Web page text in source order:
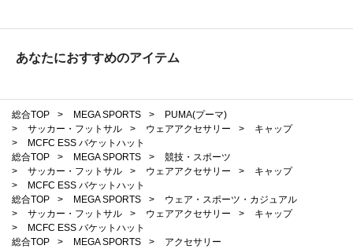
あなたにおすすめのアイテム
総合TOP > MEGA SPORTS >
PUMA(プーマ)
>
サッカー・フットサル > ウェアアクセサリー >
キャップ
>
MCFC ESS バケットハット
総合TOP
> MEGA SPORTS >
競技・スポーツ
>
サッカー・フットサル > ウェアアクセサリー >
キャップ
>
MCFC ESS バケットハット
総合TOP
> MEGA SPORTS >
ウェア・スポーツ・カジュアル
>
サッカー・フットサル > ウェアアクセサリー >
キャップ
>
MCFC ESS バケットハット
総合TOP
> MEGA SPORTS >
アクセサリー